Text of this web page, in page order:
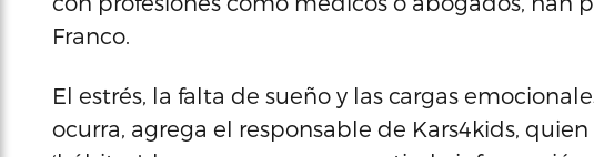
Franco.
El estrés, la falta de sueño y las cargas
ocurra, agrega el responsable de Kars4kids,